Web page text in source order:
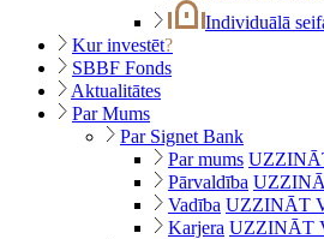
Individuālā
Kur investēt?
SBBF Fonds
Aktualitātes
Par Mums
Par Signet Bank
Par mums
Pārvaldība
Vadība UZZINĀT
Karjera UZZINĀT